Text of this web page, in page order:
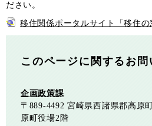
ださい。
移住関係ポータルサイト「移住の
このページに関するお
企画政策課
〒889-4492 宮崎県西諸県郡高原
原町役場2階